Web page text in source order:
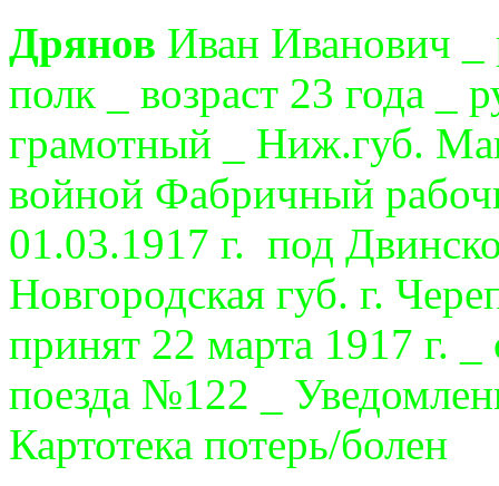
Дрянов Иван Иванович
полк _ возраст 23 года _
грамотный _ Ниж.губ.
войной Фабричный
01.03.1917 г. под
Новгородская губ. г.
принят 22 марта 1917 г.
поезда №122 _
Картотека потерь/болен